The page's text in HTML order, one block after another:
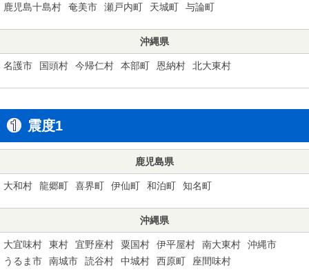
鹿児島十島村 奄美市 瀬戸内町 天城町 与論町
沖縄県
名護市 国頭村 今帰仁村 本部町 恩納村 北大東村
震度1
鹿児島県
大和村 龍郷町 喜界町 伊仙町 和泊町 知名町
沖縄県
大宜味村 東村 宜野座村 粟国村 伊平屋村 南大東村
沖縄市
うるま市
南城市 読谷村 中城村 西原町 座間味村